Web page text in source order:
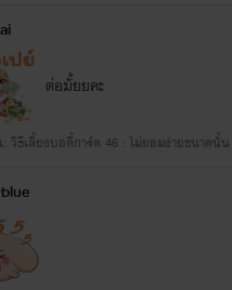
ต่อมั้ยยคะ
จากตอน: วิธีเลี้ยงบอดี้การ์ด 46 : ไม่ยอมง่ายขนาดนั้น